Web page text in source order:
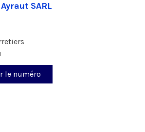
SARL
le numéro